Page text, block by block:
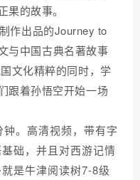
的故事。
作出品的Journey to
与中国古典名著故事
文化精粹的同时，学
跟着孙悟空开始一场
。高清视频，带有字
础，并且对西游记情
是牛津阅读树7-8级